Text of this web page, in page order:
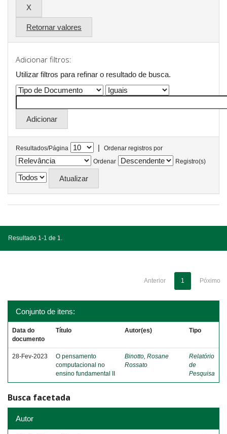
Retornar valores
Adicionar filtros:
Utilizar filtros para refinar o resultado de busca.
Resultados/Página |
Ordenar registros por
Ordenar
Registro(s)
Resultado 1-1 de 1.
Anterior 1 Póximo
Conjunto de itens:
Data do
documento
Título Autor(es) Tipo
28-Fev-2023
O pensamento
computacional no
ensino fundamental II
Binotto, Rosane
Rossato
Relatório
de
Pesquisa
Busca facetada
Autor